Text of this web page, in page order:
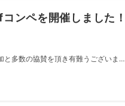
ンペを開催しました！
と多数の協賛を頂き有難うございま…